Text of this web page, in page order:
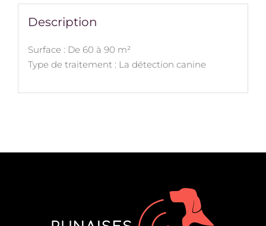
Description
Surface : De 60 à 90 m²
Type de traitement : La détection canine